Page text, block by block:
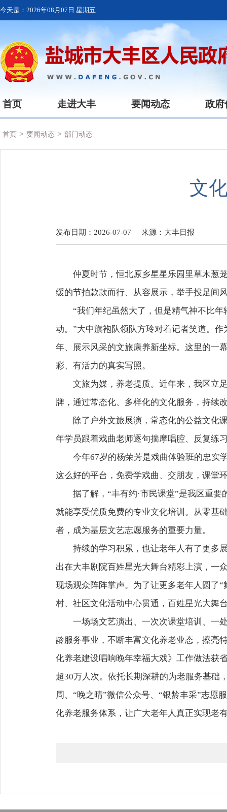
今天是： 2026年08月07日 星期五
首页 走进大丰 要闻动态 政府
首页 > 要闻动态 > 部门动态
文
发布日期：2026-07-07 来源： 大丰日报
仲夏时节，恒北原乡星星乐园里草木葱
缓的节拍款款而行、从容展示，举手投足间
“我们年纪虽然大了，但是精气神不比
动。”大中旗袍队领队方玲对着记者笑道。
年、展示风采的文旅康养新坐标。这里的一
彩、有活力的真实写照。
文旅为媒，养老提质。近年来，我区立
牌，通过常态化、多样化的文化服务，持续
除了户外文旅展演，常态化的公益文化
年学员跟着戏曲老师逐句揣摩唱腔、反复练
今年67岁的杨荣芳是戏曲体验班的忠实
这么好的平台，免费学戏曲、交朋友，课堂
据了解，“丰有约·市民课堂”是我区重
就能享受优质免费的专业文化培训。从零基
者，成为基层文艺志愿服务的重要力量。
持续的学习积累，也让老年人有了更多
出在大丰剧院百姓星光大舞台精彩上演，一
现场观众阵阵掌声。为了让更多老年人圆了
村、社区文化活动中心贯通，百姓星光大舞
一场场文艺演出、一次次课堂培训、一
龄服务事业，不断丰富文化养老业态，擦亮
化养老建设唱响晚年幸福大戏》工作做法获
超30万人次。依托长期深耕的为老服务基础
周、“晚之晴”微信公众号、“银龄丰采”志愿
化养老服务体系，让广大老年人真正实现老